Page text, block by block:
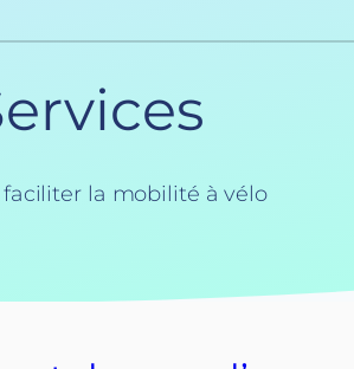
faciliter la mobilité à vélo